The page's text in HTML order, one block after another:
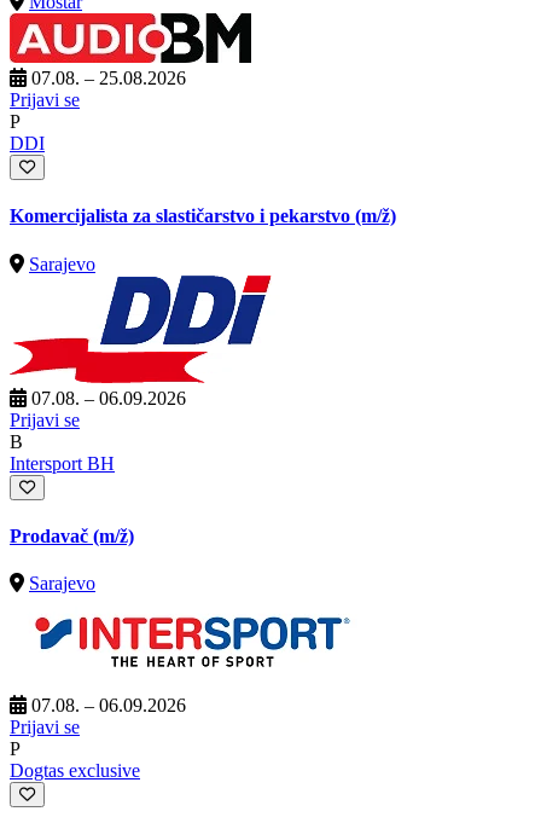
07.08. – 25.08.2026
Prijavi se
P
DDI
Komercijalista za slastičarstvo i pekarstvo (m/ž)
Sarajevo
07.08. – 06.09.2026
Prijavi se
B
Intersport BH
Prodavač (m/ž)
Sarajevo
07.08. – 06.09.2026
Prijavi se
P
Dogtas exclusive